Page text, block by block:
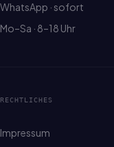
WhatsApp · sofort
Mo–Sa · 8–18 Uhr
RECHTLICHES
Impressum